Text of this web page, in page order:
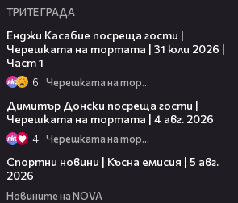
ТРИТЕ ГРАДА
Енджи Касабие посреща гости |
Черешката на тортата | 31 юли 2026 |
Част 1
6 Черешката на тортата
Димитър Донски посреща гости |
Черешката на тортата | 4 авг. 2026
4 Черешката на тортата
Спортни новини | Късна емисия | 5 авг.
2026
Новините на NOVA